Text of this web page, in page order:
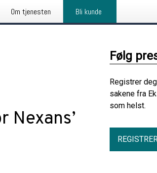
Om tjenesten Bli kunde
Nexans’
Følg
Registrer
sakene fra
som helst.